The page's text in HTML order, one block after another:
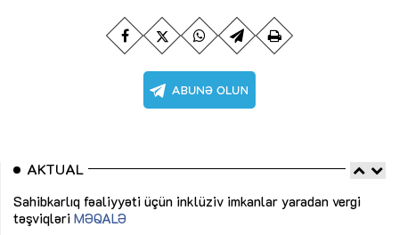
AKTUAL
Sahibkarlıq fəaliyyəti üçün inklüziv imkanlar yaradan vergi
təşviqləri MƏQALƏ